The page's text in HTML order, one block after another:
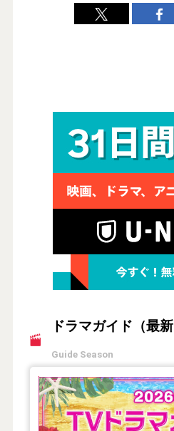
ドラマガイド（最
Guide Season
【2026年夏】TVドラ